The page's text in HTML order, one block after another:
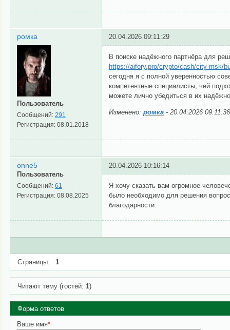
ромка
Пользователь
Сообщений: 291
Регистрация: 08.01.2018
20.04.2026 09:11:29
В поиске надёжного партнёра для
https://aifory.pro/crypto/cash/city-msk/
сегодня я с полной уверенностью
компетентные специалисты, чей
можете лично убедиться в их
Изменено: ромка- 20.04.2026 09:11:36
onne5
Пользователь
Сообщений: 61
Регистрация: 08.08.2025
20.04.2026 10:16:14
Я хочу сказать вам огромное
было необходимо для решения
благодарности.
Страницы: 1
Читают тему (гостей: 1)
Форма ответов
Ваше имя*